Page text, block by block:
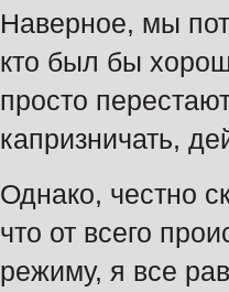
Наверное, мы
кто был бы
просто
капризничать,
Однако, честно
что от всего
режиму, я все